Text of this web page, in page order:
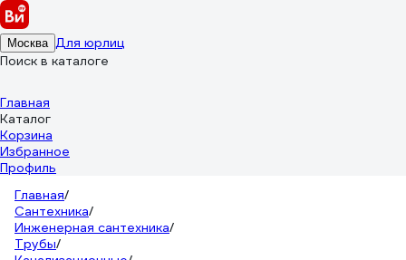
Москва Для юрлиц
Поиск в каталоге
Главная
Каталог
Корзина
Избранное
Профиль
Главная/
Сантехника/
Инженерная сантехника/
Трубы/